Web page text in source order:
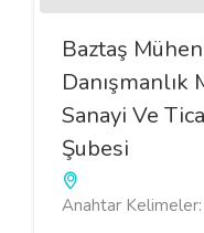
Baztaş
Danışmanlık
Sanayi Ve
Şubesi
Anahtar Kelimeler: